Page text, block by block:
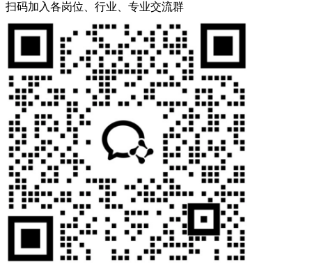
扫码加入各岗位、行业、专业交流群